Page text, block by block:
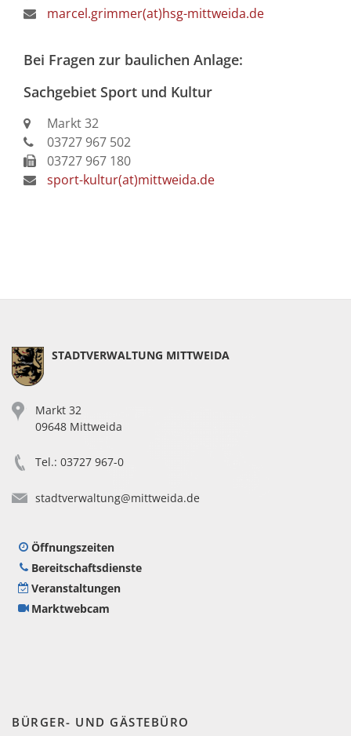
09:00
12:00
Uhr
13:30
-
17:00
09:00 - 12:00
09:00 - 12:00
13:30 - 16:00
Vereinbarung
Uhr und
13:30 - 18:00
marcel.grimmer(at)hsg-mittweida.de
Bei Fragen zur baulichen Anlage:
Sachgebiet Sport und Kultur
Markt 32
03727 967 502
03727 967 180
sport-kultur(at)mittweida.de
STADTVERWALTUNG MITTWEIDA
Markt 32
09648 Mittweida
Tel.: 03727 967-0
stadtverwaltung@mittweida.de
Öffnungszeiten
Bereitschaftsdienste
Veranstaltungen
Marktwebcam
BÜRGER- UND GÄSTEBÜRO